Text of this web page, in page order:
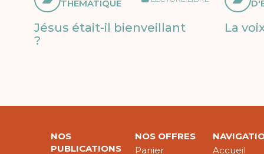
THÉMATIQUE
Jésus était-il bienveillant
?
La
NOS
PUBLICATIONS
NOS OFFRES
Panier
Accueil